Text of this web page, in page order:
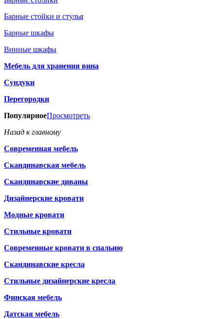
Барные стойки и стулья
Барные шкафы
Винные шкафы
Мебель для хранения вина
Сундуки
Перегородки
ПопулярноеПросмотреть
Назад к главному
Современная мебель
Скандинавская мебель
Скандинавские диваны
Дизайнерские кровати
Модные кровати
Стильные кровати
Современные кровати в спальню
Скандинавские кресла
Стильные дизайнерские кресла
Финская мебель
Датская мебель